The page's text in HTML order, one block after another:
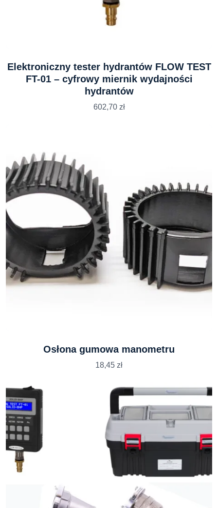
Elektroniczny tester hydrantów FLOW TEST
FT-01 – cyfrowy miernik wydajności
hydrantów
602,70 zł
Osłona gumowa manometru
18,45 zł